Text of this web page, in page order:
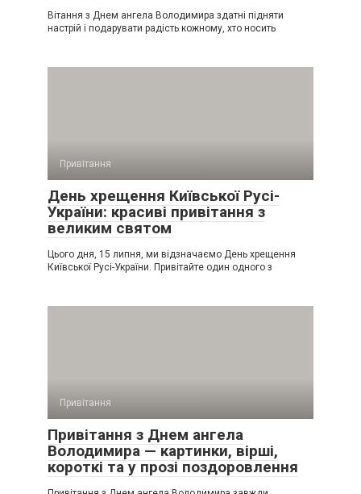
Вітання з Днем ангела Володимира здатні підняти
настрій і подарувати радість кожному, хто носить
Привітання
День хрещення Київської Русі-
України: красиві привітання з
великим святом
Цього дня, 15 липня, ми відзначаємо День хрещення
Київської Русі-України. Привітайте один одного з
Привітання
Привітання з Днем ангела
Володимира — картинки, вірші,
короткі та у прозі поздоровлення